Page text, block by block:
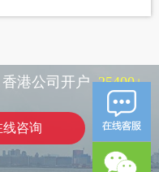
香港公司开户 25400+
咨询